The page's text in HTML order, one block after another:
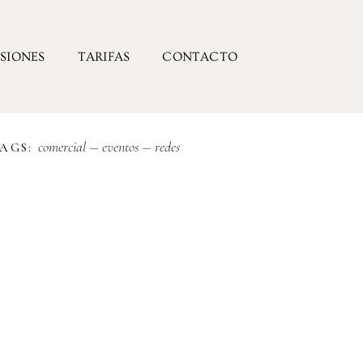
TARIFAS CONTACTO
comercial eventos redes